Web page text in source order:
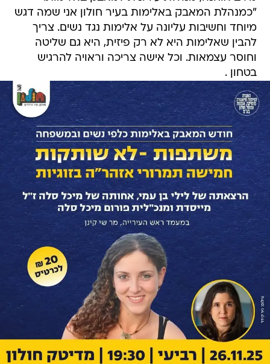
"כמנהלת המאבק באלימות בעיר חולון אני שמה דגש
מיוחד וחשיבות עליונה על אלימות נגד נשים. צריך
להבין שאלימות היא לא רק פיזית, היא גם שליטה
וחוסר עצמאות. וכל אישה צריכה וראויה להרגיש
בטחון .